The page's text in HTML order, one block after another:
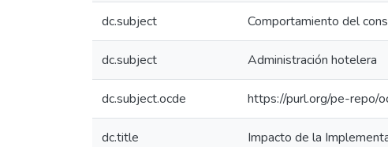
dc.subject Comportamiento del
dc.subject Administración hotelera
dc.subject.ocde https://purl.org/pe-repo/
dc.title Impacto de la